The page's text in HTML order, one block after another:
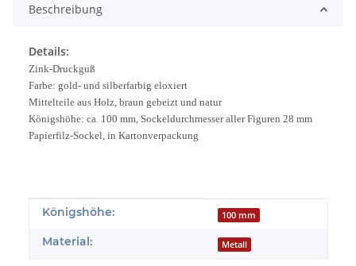
Beschreibung
Details:
Zink-Druckguß
Farbe: gold- und silberfarbig eloxiert
Mittelteile aus Holz, braun gebeizt und natur
Königshöhe: ca. 100 mm, Sockeldurchmesser aller Figuren 28 mm
Papierfilz-Sockel, in Kartonverpackung
Produkteigenschaft
Wert
Königshöhe: 100 mm
Material: Metall